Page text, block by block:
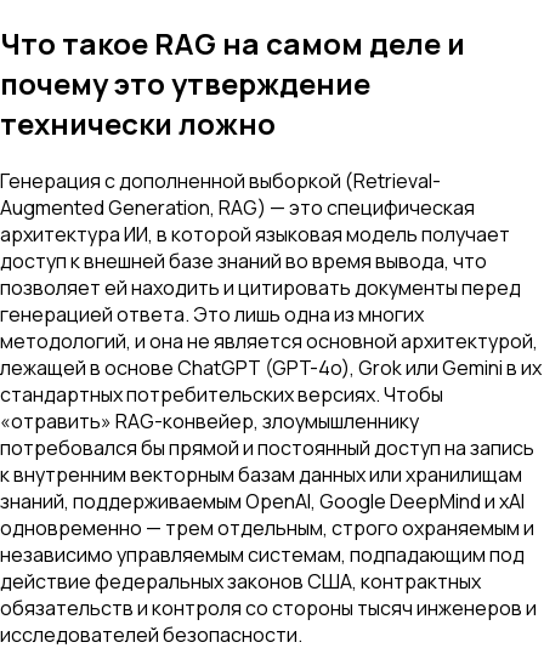
Что такое RAG на самом деле и
почему это утверждение
технически ложно
Генерация с дополненной выборкой (Retrieval-
Augmented Generation, RAG) — это специфическая
архитектура ИИ, в которой языковая модель получает
доступ к внешней базе знаний во время вывода, что
позволяет ей находить и цитировать документы перед
генерацией ответа. Это лишь одна из многих
методологий, и она не является основной архитектурой,
лежащей в основе ChatGPT (GPT-4o), Grok или Gemini в их
стандартных потребительских версиях. Чтобы
«отравить» RAG-конвейер, злоумышленнику
потребовался бы прямой и постоянный доступ на запись
к внутренним векторным базам данных или хранилищам
знаний, поддерживаемым OpenAI, Google DeepMind и xAI
одновременно — трем отдельным, строго охраняемым и
независимо управляемым системам, подпадающим под
действие федеральных законов США, контрактных
обязательств и контроля со стороны тысяч инженеров и
исследователей безопасности.